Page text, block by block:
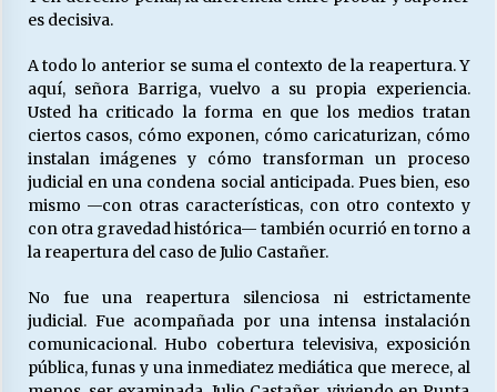
es decisiva.
A todo lo anterior se suma el contexto de la reapertura. Y
aquí, señora Barriga, vuelvo a su propia experiencia.
Usted ha criticado la forma en que los medios tratan
ciertos casos, cómo exponen, cómo caricaturizan, cómo
instalan imágenes y cómo transforman un proceso
judicial en una condena social anticipada. Pues bien, eso
mismo —con otras características, con otro contexto y
con otra gravedad histórica— también ocurrió en torno a
la reapertura del caso de Julio Castañer.
No fue una reapertura silenciosa ni estrictamente
judicial. Fue acompañada por una intensa instalación
comunicacional. Hubo cobertura televisiva, exposición
pública, funas y una inmediatez mediática que merece, al